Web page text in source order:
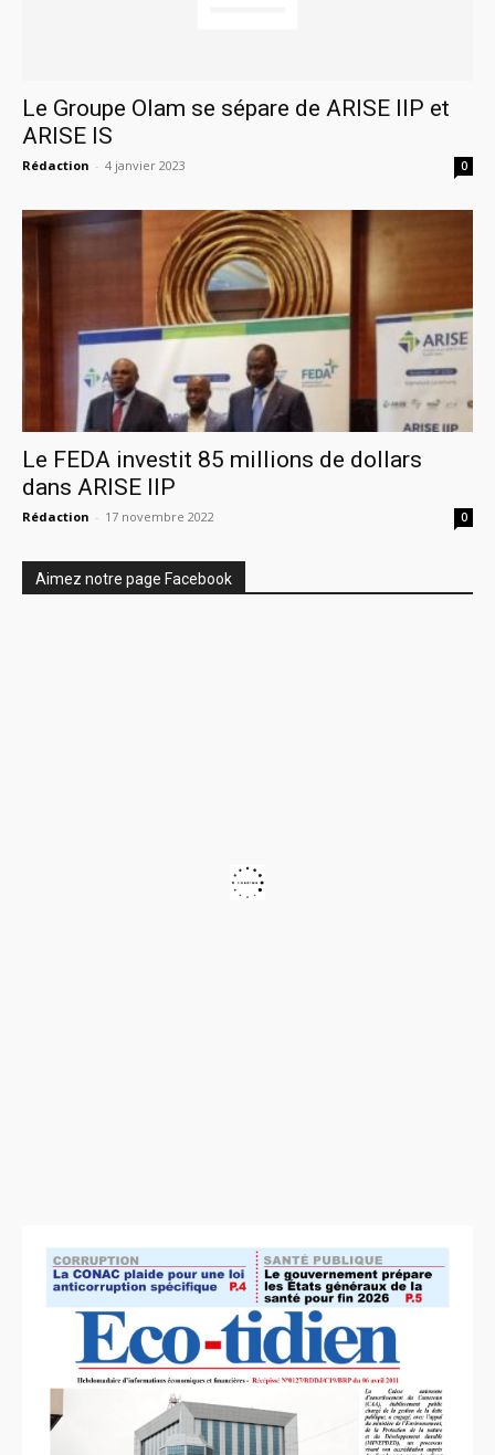
Le Groupe Olam se sépare de ARISE IIP et
ARISE IS
Rédaction - 4 janvier 2023 0
Le FEDA investit 85 millions de dollars
dans ARISE IIP
Rédaction - 17 novembre 2022 0
Aimez notre page Facebook